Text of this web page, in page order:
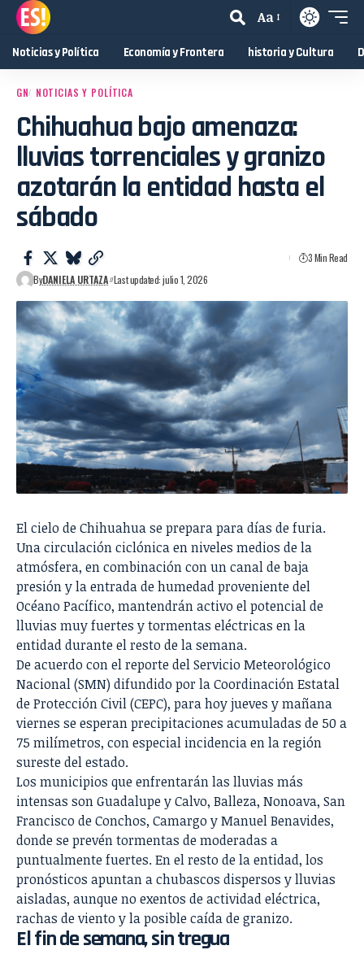
Aa
Noticias y Política Economía y Frontera historia y Cultura
GN NOTICIAS Y POLÍTICA
Chihuahua bajo amenaza:
lluvias torrenciales y granizo
azotarán la entidad hasta el
sábado
ByDANIELA URTAZA Last updated: julio 1, 2026
3 Min Read
El cielo de Chihuahua se prepara para días de furia.
Una circulación ciclónica en niveles medios de la
atmósfera, en combinación con un canal de baja
presión y la entrada de humedad proveniente del
Océano Pacífico, mantendrán activo el potencial de
lluvias muy fuertes y tormentas eléctricas en la
entidad durante el resto de la semana.
De acuerdo con el reporte del Servicio Meteorológico
Nacional (SMN) difundido por la Coordinación Estatal
de Protección Civil (CEPC), para hoy jueves y mañana
viernes se esperan precipitaciones acumuladas de 50 a
75 milímetros, con especial incidencia en la región
sureste del estado.
Los municipios que enfrentarán las lluvias más
intensas son Guadalupe y Calvo, Balleza, Nonoava, San
Francisco de Conchos, Camargo y Manuel Benavides,
donde se prevén tormentas de moderadas a
puntualmente fuertes. En el resto de la entidad, los
pronósticos apuntan a chubascos dispersos y lluvias
aisladas, aunque no exentos de actividad eléctrica,
rachas de viento y la posible caída de granizo.
El fin de semana, sin tregua